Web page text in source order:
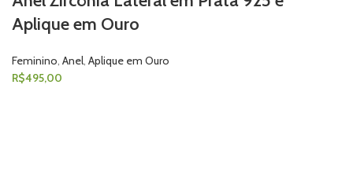
Aplique em Ouro
Feminino, Anel, Aplique em Ouro
R$495,00